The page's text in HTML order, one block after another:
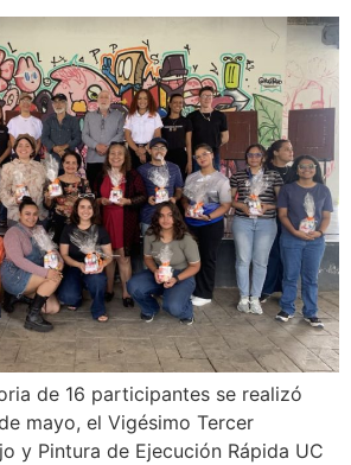
de 16 participantes se realizó
mayo, el Vigésimo Tercer
y Pintura de Ejecución Rápida UC